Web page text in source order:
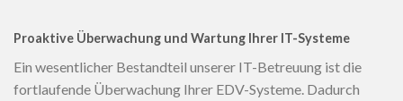
Proaktive Überwachung und Wartung Ihrer IT-Systeme
Ein wesentlicher Bestandteil unserer IT-Betreuung ist die
fortlaufende Überwachung Ihrer EDV-Systeme. Dadurch